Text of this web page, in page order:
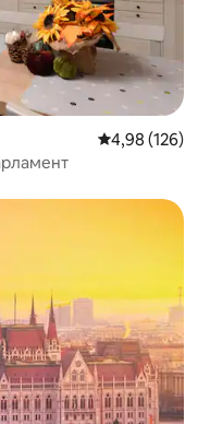
Середня
4,98 (126)